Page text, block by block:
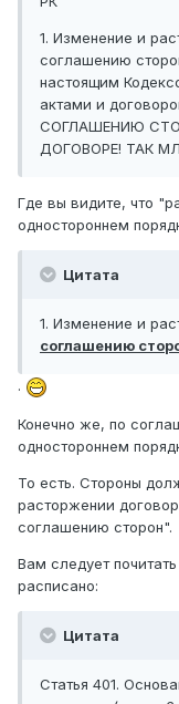
1. Изменение и
соглашению
настоящим
актами и
СОГЛАШЕНИЮ
ДОГОВОРЕ! ТАК
Где вы видите, что
одностороннем
Цитата
1. Изменение и
соглашению
.
Конечно же, по
одностороннем
То есть. Стороны
расторжении
соглашению сторон".
Вам следует
расписано:
Цитата
Статья 401.